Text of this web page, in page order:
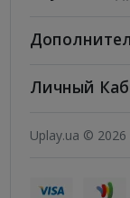
Личный
Uplay.ua © 2026